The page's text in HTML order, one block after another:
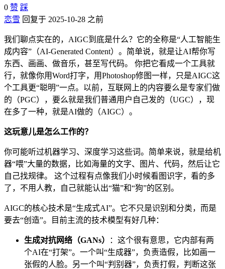
0 赞 踩
恋雪 回复于 2025-10-28 之前
我们聊点实在的，AIGC到底是什么？它的全称是“人工智能生
成内容”（AI-Generated Content）。简单说，就是让AI帮你写
东西、画画、做音乐，甚至写代码。 你把它看成一个工具就
行，就像你用Word打字，用Photoshop修图一样，只是AIGC这
个工具更“聪明”一点。以前，互联网上的内容要么是专家们做
的（PGC），要么就是我们普通用户自己发的（UGC），现
在多了一种，就是AI做的（AIGC）。
这玩意儿是怎么工作的？
你可能听过机器学习、深度学习这些词。简单来说，就是给机
器“喂”大量的数据，比如海量的文字、图片、代码，然后让它
自己找规律。 这个过程有点像我们小时候看图识字，看的多
了，不用人教，自己就能认出“猫”和“狗”的区别。
AIGC的核心技术是“生成式AI”。它不只是识别和分类，而是
要去“创造”。目前主流的技术模型有好几种：
生成对抗网络（GANs）
：这个很有意思，它内部有两
个AI在“打架”。一个叫“生成器”，负责造假，比如画一
张假的人脸。另一个叫“判别器”，负责打假，判断这张